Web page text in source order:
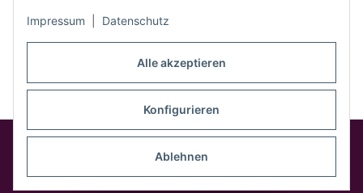
Alle akzeptieren
Konfigurieren
Ablehnen
Impressum Datenschutz
Google Analytics deaktivierenStatus: